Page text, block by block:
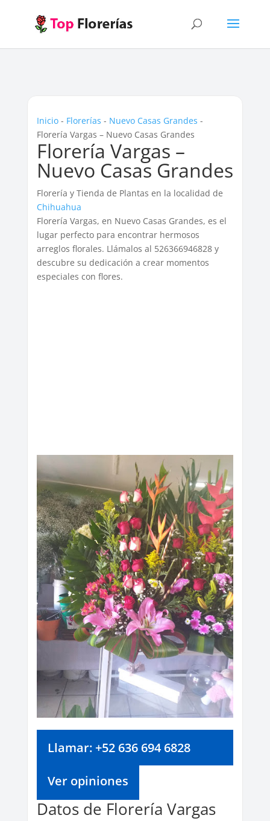
Inicio- Florerías - Nuevo Casas Grandes -
Florería Vargas – Nuevo Casas Grandes
Florería Vargas –
Nuevo Casas Grandes
Florería y Tienda de Plantas en la localidad de
Chihuahua
Florería Vargas, en Nuevo Casas Grandes, es el
lugar perfecto para encontrar hermosos
arreglos florales. Llámalos al 526366946828 y
descubre su dedicación a crear momentos
especiales con flores.
Llamar: +52 636 694 6828
Ver opiniones
Datos de Florería Vargas